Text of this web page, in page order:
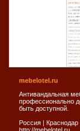
mebelotel.ru
Антивандальная
профессионально
быть доступной.
Россия
Краснодар